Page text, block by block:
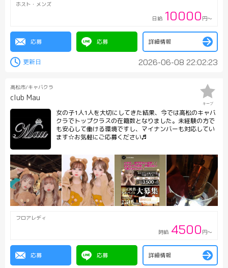
ヘアメイク代無料(専属のヘアメイク有り) ・体験時給最大
4000円 ・県外からの交通費支給 ・系列エステサロンの使
ホスト・メンズ
日給 10000 円～
応募 応募 詳細情報
2026-06-08 22:02:23
高松市/キャバクラ
club Mau
キープ
女の子1人1人を大切にしてきた結果、今では高松のキャバ
クラでトップクラスの在籍数となりました。未経験の方で
も安心して働ける環境ですし、マイナンバーも対応してい
ます☆お気軽にご応募ください♬
フロアレディ
時給 4500 円～
応募 応募 詳細情報